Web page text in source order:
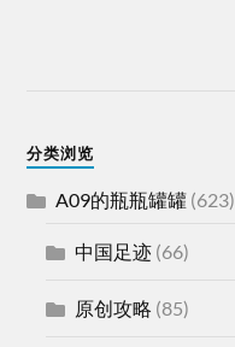
分类浏览
A09的瓶瓶罐罐 (623)
中国足迹 (66)
原创攻略 (85)